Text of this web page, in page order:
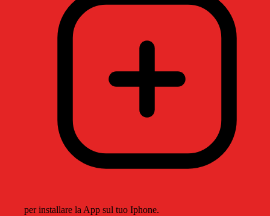
per installare la App sul tuo Iphone.